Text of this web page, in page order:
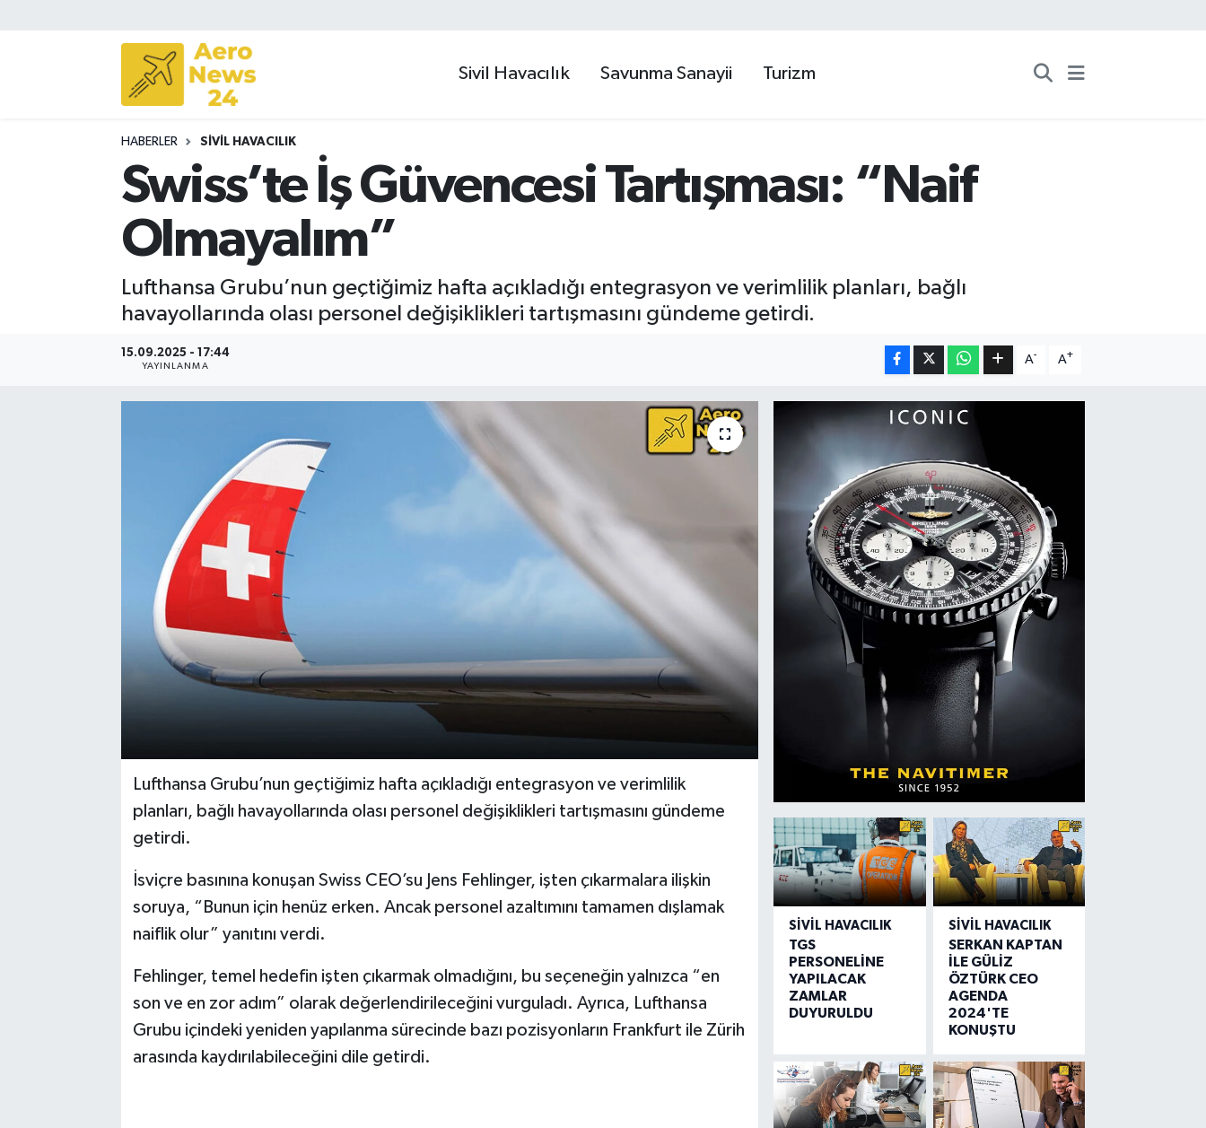
Sivil Havacılık Savunma Sanayii Turizm
HABERLER SIVIL HAVACILIK
Swiss’te İş Güvencesi Tartışması: “Naif
Olmayalım”
Lufthansa Grubu’nun geçtiğimiz hafta açıkladığı entegrasyon ve verimlilik planları, bağlı
havayollarında olası personel değişiklikleri tartışmasını gündeme getirdi.
15.09.2025 - 17:44
YAYINLANMA
A- A+
Lufthansa Grubu’nun geçtiğimiz hafta açıkladığı entegrasyon ve verimlilik
planları, bağlı havayollarında olası personel değişiklikleri tartışmasını gündeme
getirdi.
İsviçre basınına konuşan Swiss CEO’su Jens Fehlinger, işten çıkarmalara ilişkin
soruya, “Bunun için henüz erken. Ancak personel azaltımını tamamen dışlamak
naiflik olur” yanıtını verdi.
Fehlinger, temel hedefin işten çıkarmak olmadığını, bu seçeneğin yalnızca “en
son ve en zor adım” olarak değerlendirileceğini vurguladı. Ayrıca, Lufthansa
Grubu içindeki yeniden yapılanma sürecinde bazı pozisyonların Frankfurt ile Zürih
arasında kaydırılabileceğini dile getirdi.
SIVIL HAVACILIK
TGS
PERSONELİNE
YAPILACAK
ZAMLAR
DUYURULDU
SIVIL HAVACILIK
SERKAN KAPTAN
İLE GÜLİZ
ÖZTÜRK CEO
AGENDA
2024'TE
KONUŞTU
Sivil Havacılık